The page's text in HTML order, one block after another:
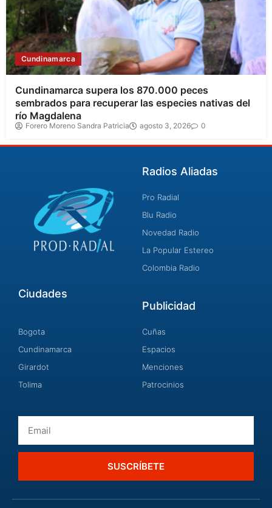
Cundinamarca
Cundinamarca supera los 870.000 peces
sembrados para recuperar las especies nativas del
río Magdalena
Forero Moreno Sandra Patricia agosto 3, 2026 0
Radios Aliadas
Pro Radial
Blu Radio
Novedad Radio
La Popular Estereo
Colombia Radio
Ciudades
Bogota
Cundinamarca
Girardot
Tolima
Publicidad
Cuñas
Espacios
Menciones
Patrocinios
SUSCRÍBETE